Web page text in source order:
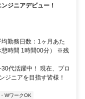
ジニアデビュー！
勤務日数：1ヶ月あた
憩時間 1時間00分） ※残
代活躍中！ 現在、プロ
ジニアを目指す皆様！
WワークOK